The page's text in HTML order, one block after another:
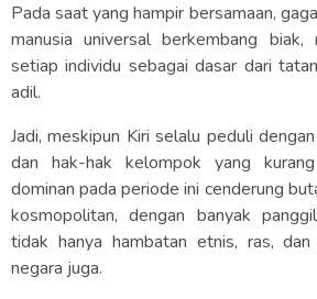
Pada saat yang hampir bersamaan,
manusia universal berkembang biak,
setiap individu sebagai dasar dari
adil.
Jadi, meskipun Kiri selalu peduli
dan hak-hak kelompok yang
dominan pada periode ini cenderung
kosmopolitan, dengan banyak
tidak hanya hambatan etnis, ras,
negara juga.